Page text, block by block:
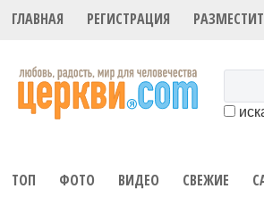
ГЛАВНАЯ РЕГИСТРАЦИЯ
ТОП ФОТО ВИДЕО СВЕЖИЕ